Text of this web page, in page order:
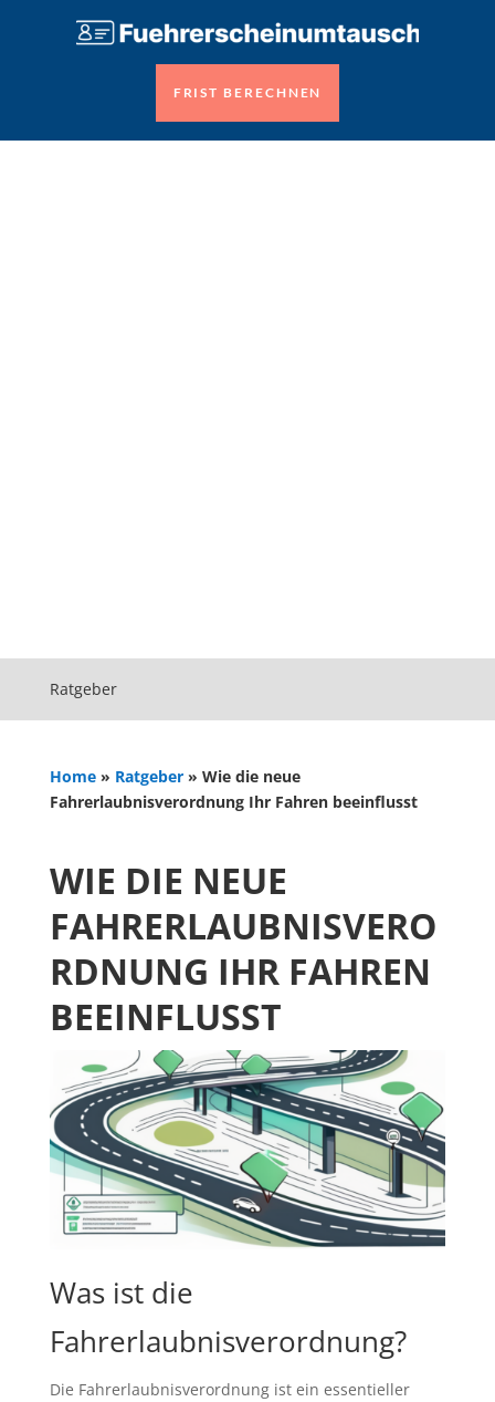
FRIST BERECHNEN
Ratgeber
Home» Ratgeber» Wie die neue
Fahrerlaubnisverordnung Ihr Fahren beeinflusst
WIE DIE NEUE
FAHRERLAUBNISVERO
RDNUNG IHR FAHREN
BEEINFLUSST
Was ist die
Fahrerlaubnisverordnung?
Die Fahrerlaubnisverordnung ist ein essentieller